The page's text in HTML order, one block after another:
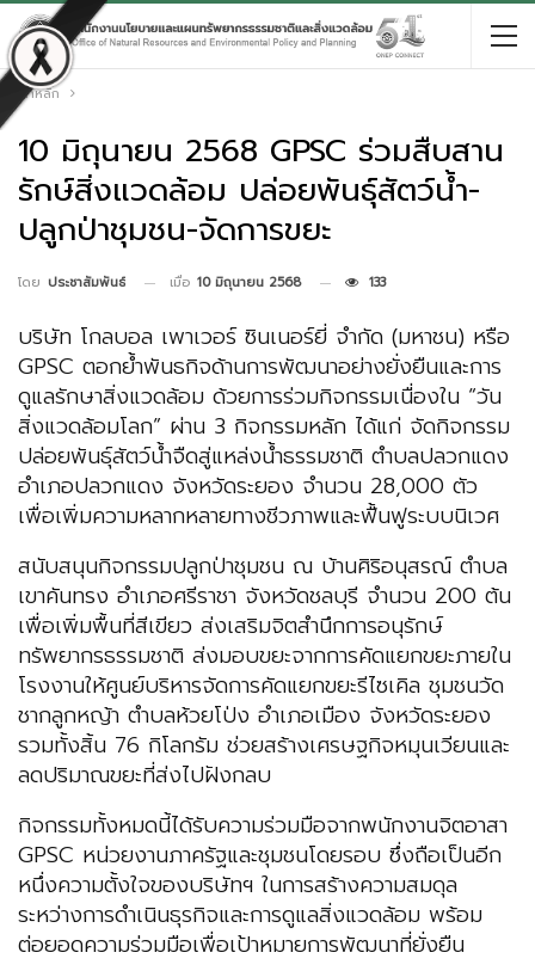
หน้าหลัก
10 มิถุนายน 2568 GPSC ร่วมสืบสาน
รักษ์สิ่งแวดล้อม ปล่อยพันธุ์สัตว์น้ำ-
ปลูกป่าชุมชน-จัดการขยะ
โดย ประชาสัมพันธ์ เมื่อ 10 มิถุนายน 2568 133
บริษัท โกลบอล เพาเวอร์ ซินเนอร์ยี่ จำกัด (มหาชน) หรือ
GPSC ตอกย้ำพันธกิจด้านการพัฒนาอย่างยั่งยืนและการ
ดูแลรักษาสิ่งแวดล้อม ด้วยการร่วมกิจกรรมเนื่องใน “วัน
สิ่งแวดล้อมโลก” ผ่าน 3 กิจกรรมหลัก ได้แก่ จัดกิจกรรม
ปล่อยพันธุ์สัตว์น้ำจืดสู่แหล่งน้ำธรรมชาติ ตำบลปลวกแดง
อำเภอปลวกแดง จังหวัดระยอง จำนวน 28,000 ตัว
เพื่อเพิ่มความหลากหลายทางชีวภาพและฟื้นฟูระบบนิเวศ
สนับสนุนกิจกรรมปลูกป่าชุมชน ณ บ้านศิริอนุสรณ์ ตำบล
เขาคันทรง อำเภอศรีราชา จังหวัดชลบุรี จำนวน 200 ต้น
เพื่อเพิ่มพื้นที่สีเขียว ส่งเสริมจิตสำนึกการอนุรักษ์
ทรัพยากรธรรมชาติ ส่งมอบขยะจากการคัดแยกขยะภายใน
โรงงานให้ศูนย์บริหารจัดการคัดแยกขยะรีไซเคิล ชุมชนวัด
ชากลูกหญ้า ตำบลห้วยโป่ง อำเภอเมือง จังหวัดระยอง
รวมทั้งสิ้น 76 กิโลกรัม ช่วยสร้างเศรษฐกิจหมุนเวียนและ
ลดปริมาณขยะที่ส่งไปฝังกลบ
กิจกรรมทั้งหมดนี้ได้รับความร่วมมือจากพนักงานจิตอาสา
GPSC หน่วยงานภาครัฐและชุมชนโดยรอบ ซึ่งถือเป็นอีก
หนึ่งความตั้งใจของบริษัทฯ ในการสร้างความสมดุล
ระหว่างการดำเนินธุรกิจและการดูแลสิ่งแวดล้อม พร้อม
ต่อยอดความร่วมมือเพื่อเป้าหมายการพัฒนาที่ยั่งยืน